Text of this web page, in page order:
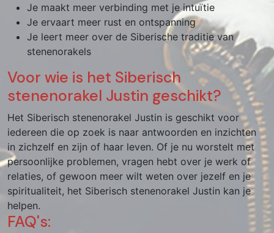
Je maakt meer verbinding met je intuïtie
Je ervaart meer rust en ontspanning
Je leert meer over de Siberische traditie van
stenenorakels
Voor wie is het Siberisch
stenenorakel Justin geschikt?
Het Siberisch stenenorakel Justin is geschikt voor
iedereen die op zoek is naar antwoorden en inzichten
in zichzelf en zijn of haar leven. Of je nu worstelt met
persoonlijke problemen, vragen hebt over je werk of
relaties, of gewoon meer wilt weten over jezelf en je
spiritualiteit, het Siberisch stenenorakel Justin kan je
helpen.
FAQ's: